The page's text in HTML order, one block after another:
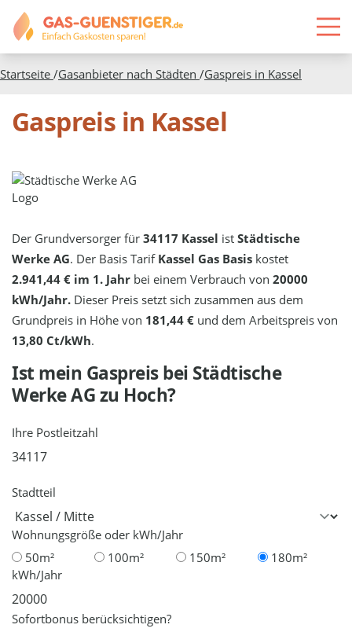
Startseite /Gasanbieter nach Städten /Gaspreis in Kassel
Gaspreis in Kassel
Der Grundversorger für34117 Kassel istStädtische
Werke AG. Der Basis Tarif Kassel Gas Basis kostet
2.941,44 € im 1. Jahr bei einem Verbrauch von20000
kWh/Jahr. Dieser Preis setzt sich zusammen aus dem
Grundpreis in Höhe von 181,44 € und dem Arbeitspreis von
13,80 Ct/kWh.
Ist mein Gaspreis bei Städtische
Werke AGzu Hoch?
Ihre Postleitzahl
Stadtteil
Wohnungsgröße oder kWh/Jahr
50m²
100m² 150m²
180m²
kWh/Jahr
Sofortbonus berücksichtigen?